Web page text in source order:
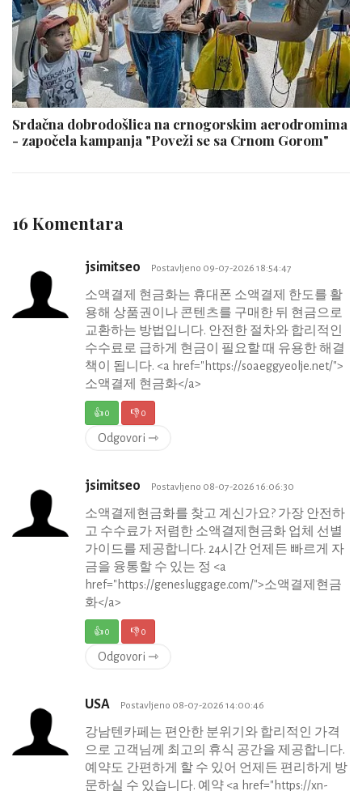
Srdačna dobrodošlica na crnogorskim aerodromima
- započela kampanja "Poveži se sa Crnom Gorom"
16 Komentara
jsimitseo Postavljeno 09-07-2026 18:54:47
소액결제 현금화는 휴대폰 소액결제 한도를 활
용해 상품권이나 콘텐츠를 구매한 뒤 현금으로
교환하는 방법입니다. 안전한 절차와 합리적인
수수료로 급하게 현금이 필요할 때 유용한 해결
책이 됩니다. <a href="https://soaeggyeolje.net/">
소액결제 현금화</a>
👍0 👎0
Odgovori ⇾
jsimitseo Postavljeno 08-07-2026 16:06:30
소액결제현금화를 찾고 계신가요? 가장 안전하
고 수수료가 저렴한 소액결제현금화 업체 선별
가이드를 제공합니다. 24시간 언제든 빠르게 자
금을 융통할 수 있는 정 <a
href="https://genesluggage.com/">소액결제현금
화</a>
👍0 👎0
Odgovori ⇾
USA Postavljeno 08-07-2026 14:00:46
강남텐카페는 편안한 분위기와 합리적인 가격
으로 고객님께 최고의 휴식 공간을 제공합니다.
예약도 간편하게 할 수 있어 언제든 편리하게 방
문하실 수 있습니다. 예약 <a href="https://xn-